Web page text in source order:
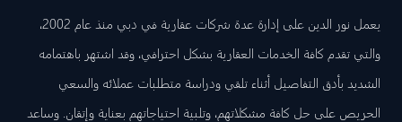
يعمل نور الدين على إدارة عدة شركات عقارية في دبي منذ عام 2002،
والتي تقدم كافة الخدمات العقارية بشكل احترافي، وقد اشتهر باهتمامه
الشديد بأدق التفاصيل أثناء تلقي ودراسة متطلبات عملائه والسعي
الحريص على حل كافة مشكلاتهم، وتلبية احتياجاتهم بعناية وإتقان. وساعد